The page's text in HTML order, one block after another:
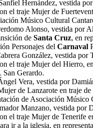
Hernández, vestida
el traje Mujer de
Músico Cultural
Alonso, vestida por
de Santa Cruz, en
Personajes del Carnaval
González, vestida por
el traje Mujer del Hierro,
Gerardo.
Vera, vestida por
de Lanzarote en traje de
de Asociación Músico
Manzano, vestida por
el traje Mujer de Tenerife
ir a la iglesia, en